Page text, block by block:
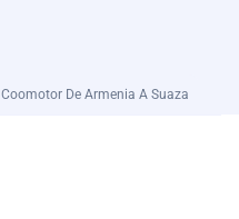
Coomotor De Armenia A Suaza